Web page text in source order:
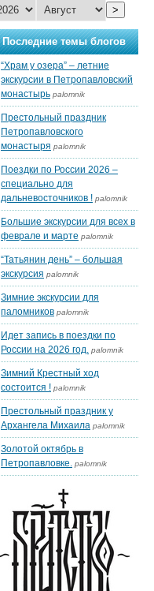
>
Последние темы блогов
“Храм у озера” – летние
экскурсии в Петропавловский
монастырь palomnik
Престольный праздник
Петропавловского
монастыря palomnik
Поездки по России 2026 –
специально для
дальневосточников ! palomnik
Большие экскурсии для всех в
феврале и марте palomnik
“Татьянин день” – большая
экскурсия palomnik
Зимние экскурсии для
паломников palomnik
Идет запись в поездки по
России на 2026 год. palomnik
Зимний Крестный ход
состоится ! palomnik
Престольный праздник у
Архангела Михаила palomnik
Золотой октябрь в
Петропавловке. palomnik